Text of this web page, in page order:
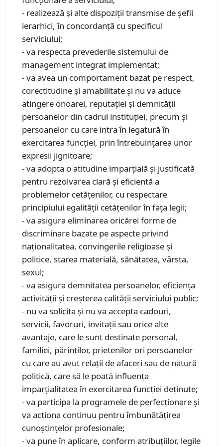
- realizează şi alte dispoziţii transmise de şefii
ierarhici, în concordanţă cu specificul
serviciului;
- va respecta prevederile sistemului de
management integrat implementat;
- va avea un comportament bazat pe respect,
corectitudine şi amabilitate şi nu va aduce
atingere onoarei, reputaţiei şi demnităţii
persoanelor din cadrul instituţiei, precum şi
persoanelor cu care intra în legatură în
exercitarea funcţiei, prin întrebuinţarea unor
expresii jignitoare;
- va adopta o atitudine imparţială şi justificată
pentru rezolvarea clară şi eficientă a
problemelor cetăţenilor, cu respectare
principiului egalităţii cetăţenilor în faţa legii;
- va asigura eliminarea oricărei forme de
discriminare bazate pe aspecte privind
naţionalitatea, convingerile religioase şi
politice, starea materială, sănătatea, vârsta,
sexul;
- va asigura demnitatea persoanelor, eficienţa
activităţii şi creşterea calităţii serviciului public;
- nu va solicita şi nu va accepta cadouri,
servicii, favoruri, invitaţii sau orice alte
avantaje, care le sunt destinate personal,
familiei, părinţilor, prietenilor ori persoanelor
cu care au avut relaţii de afaceri sau de natură
politică, care să le poată influenţa
imparţialitatea în exercitarea funcţiei deţinute;
- va participa la programele de perfecţionare şi
va acţiona continuu pentru îmbunătăţirea
cunoştinţelor profesionale;
- va pune în aplicare, conform atribuţiilor, legile